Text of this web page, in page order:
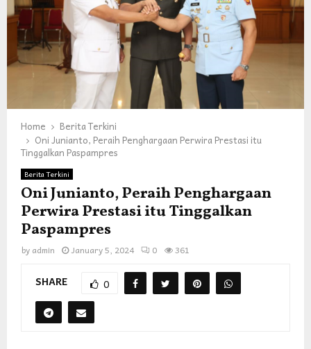
Home
Berita Terkini
Oni Junianto, Peraih Penghargaan Perwira Prestasi itu
Tinggalkan Paspampres
Berita Terkini
Oni Junianto, Peraih Penghargaan
Perwira Prestasi itu Tinggalkan
Paspampres
by admin January 5, 2024 0 361
SHARE 0